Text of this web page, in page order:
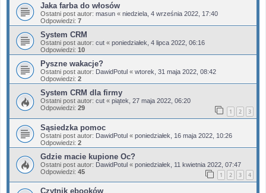
Jaka farba do włosów
Ostatni post autor: masun « niedziela, 4 września 2022, 17:40
Odpowiedzi: 7
System CRM
Ostatni post autor: cut « poniedziałek, 4 lipca 2022, 06:16
Odpowiedzi: 10
Pyszne wakacje?
Ostatni post autor: DawidPotul « wtorek, 31 maja 2022, 08:42
Odpowiedzi: 2
System CRM dla firmy
Ostatni post autor: cut « piątek, 27 maja 2022, 06:20
Odpowiedzi: 29 1 2 3
Sąsiedzka pomoc
Ostatni post autor: DawidPotul « poniedziałek, 16 maja 2022, 10:26
Odpowiedzi: 2
Gdzie macie kupione Oc?
Ostatni post autor: DawidPotul « poniedziałek, 11 kwietnia 2022, 07:47
Odpowiedzi: 45 1 2 3 4
Czytnik ebooków